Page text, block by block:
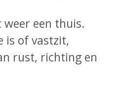
weer een thuis.
is of vastzit,
rust, richting en